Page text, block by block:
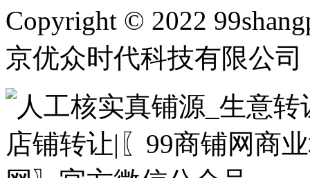
Copyright © 2022
京优众时代科技有限公